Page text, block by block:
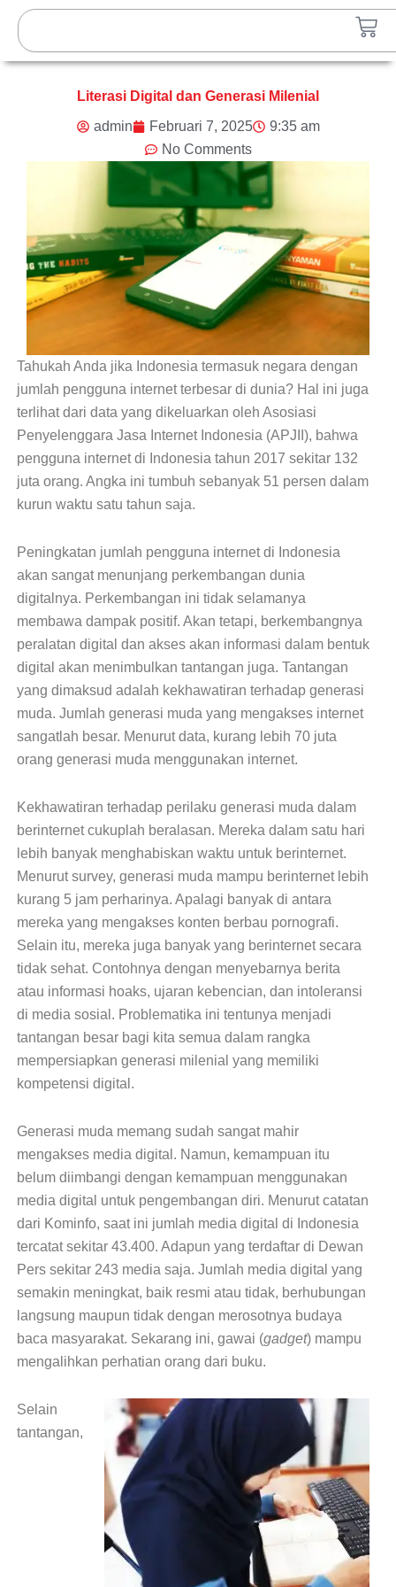
Lewati
konten
Search
Literasi Digital dan Generasi Milenial
admin Februari 7, 2025
9:35 am
No Comments
Tahukah Anda jika Indonesia termasuk negara dengan
jumlah pengguna internet terbesar di dunia? Hal ini juga
terlihat dari data yang dikeluarkan oleh Asosiasi
Penyelenggara Jasa Internet Indonesia (APJII), bahwa
pengguna internet di Indonesia tahun 2017 sekitar 132
juta orang. Angka ini tumbuh sebanyak 51 persen dalam
kurun waktu satu tahun saja.
Peningkatan jumlah pengguna internet di Indonesia
akan sangat menunjang perkembangan dunia
digitalnya. Perkembangan ini tidak selamanya
membawa dampak positif. Akan tetapi, berkembangnya
peralatan digital dan akses akan informasi dalam bentuk
digital akan menimbulkan tantangan juga. Tantangan
yang dimaksud adalah kekhawatiran terhadap generasi
muda. Jumlah generasi muda yang mengakses internet
sangatlah besar. Menurut data, kurang lebih 70 juta
orang generasi muda menggunakan internet.
Kekhawatiran terhadap perilaku generasi muda dalam
berinternet cukuplah beralasan. Mereka dalam satu hari
lebih banyak menghabiskan waktu untuk berinternet.
Menurut survey, generasi muda mampu berinternet lebih
kurang 5 jam perharinya. Apalagi banyak di antara
mereka yang mengakses konten berbau pornografi.
Selain itu, mereka juga banyak yang berinternet secara
tidak sehat. Contohnya dengan menyebarnya berita
atau informasi hoaks, ujaran kebencian, dan intoleransi
di media sosial. Problematika ini tentunya menjadi
tantangan besar bagi kita semua dalam rangka
mempersiapkan generasi milenial yang memiliki
kompetensi digital.
Generasi muda memang sudah sangat mahir
mengakses media digital. Namun, kemampuan itu
belum diimbangi dengan kemampuan menggunakan
media digital untuk pengembangan diri. Menurut catatan
dari Kominfo, saat ini jumlah media digital di Indonesia
tercatat sekitar 43.400. Adapun yang terdaftar di Dewan
Pers sekitar 243 media saja. Jumlah media digital yang
semakin meningkat, baik resmi atau tidak, berhubungan
langsung maupun tidak dengan merosotnya budaya
baca masyarakat. Sekarang ini, gawai (gadget) mampu
mengalihkan perhatian orang dari buku.
Selain
tantangan,